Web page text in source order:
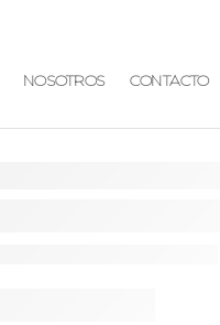
NOSOTROS CONTACTO